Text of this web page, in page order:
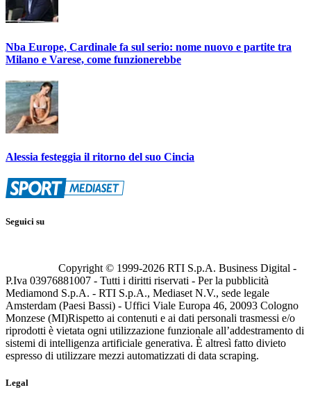
Nba Europe, Cardinale fa sul serio: nome nuovo e partite tra
Milano e Varese, come funzionerebbe
Alessia festeggia il ritorno del suo Cincia
Seguici su
Copyright © 1999-2026 RTI S.p.A. Business Digital -
P.Iva 03976881007 - Tutti i diritti riservati - Per la pubblicità
Mediamond S.p.A. - RTI S.p.A., Mediaset N.V., sede legale
Amsterdam (Paesi Bassi) - Uffici Viale Europa 46, 20093 Cologno
Monzese (MI)Rispetto ai contenuti e ai dati personali trasmessi e/o
riprodotti è vietata ogni utilizzazione funzionale all’addestramento di
sistemi di intelligenza artificiale generativa. È altresì fatto divieto
espresso di utilizzare mezzi automatizzati di data scraping.
Legal